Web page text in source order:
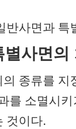
반사면과 특
사면의
종류를
를 소멸시
것이다.